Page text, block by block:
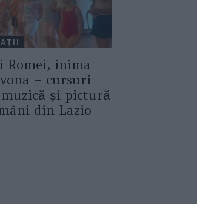
Romei, inima
– cursuri
și pictură
din Lazio